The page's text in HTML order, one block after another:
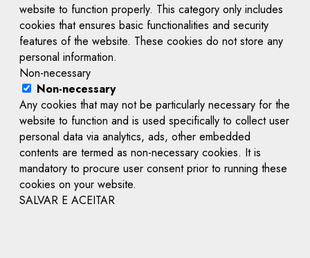
website to function properly. This category only includes
cookies that ensures basic functionalities and security
features of the website. These cookies do not store any
personal information.
Non-necessary
Non-necessary
Any cookies that may not be particularly necessary for the
website to function and is used specifically to collect user
personal data via analytics, ads, other embedded
contents are termed as non-necessary cookies. It is
mandatory to procure user consent prior to running these
cookies on your website.
SALVAR E ACEITAR